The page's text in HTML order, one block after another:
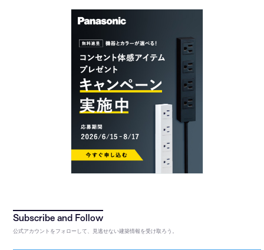
公式アカウントをフォローして、見逃せない建築情報を受け取ろう。